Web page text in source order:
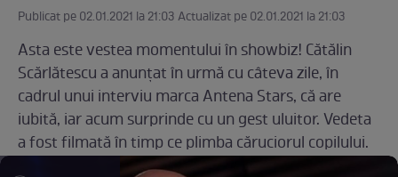
Publicat pe 02.01.2021 la 21:03 Actualizat pe 02.01.2021 la 21:03
Asta este vestea momentului în showbiz! Cătălin
Scărlătescu a anunțat în urmă cu câteva zile, în
cadrul unui interviu marca Antena Stars, că are
iubită, iar acum surprinde cu un gest uluitor. Vedeta
a fost filmată în timp ce plimba căruciorul copilului.